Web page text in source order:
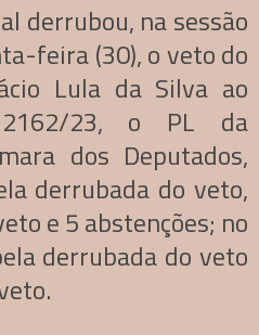
derrubou, na sessão
feira (30), o veto do
Lula da Silva ao
23, o PL da
dos Deputados,
derrubada do veto,
e 5 abstenções; no
derrubada do veto